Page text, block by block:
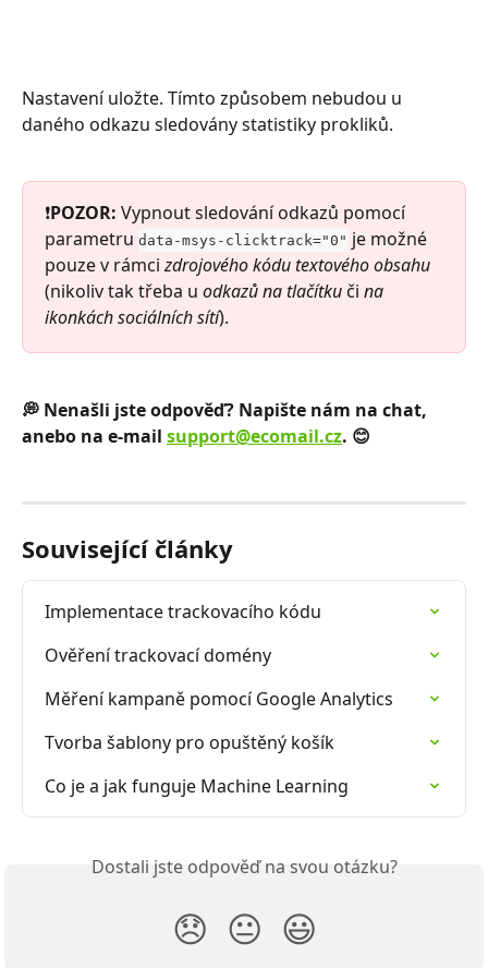
Nastavení uložte. Tímto způsobem nebudou u
daného odkazu sledovány statistiky prokliků.
❗POZOR: Vypnout sledování odkazů pomocí
parametru data-msys-clicktrack="0" je možné
pouze v rámci zdrojového kódutextového obsahu
(nikoliv tak třeba u odkazů na tlačítku či na
ikonkách sociálních sítí).
💭 Nenašli jste odpověď? Napište nám na chat,
anebo na e-mail support@ecomail.cz. 😊
Související články
Implementace trackovacího kódu
Ověření trackovací domény
Měření kampaně pomocí Google Analytics
Tvorba šablony pro opuštěný košík
Co je a jak funguje Machine Learning
Dostali jste odpověď na svou otázku?
😞 😐 😃